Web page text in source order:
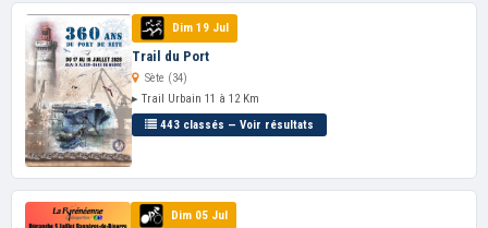
Dim 19 Jul
Trail du Port
Sète (34)
▸ Trail Urbain 11 à 12 Km
443 classés — Voir résultats
Dim 05 Jul